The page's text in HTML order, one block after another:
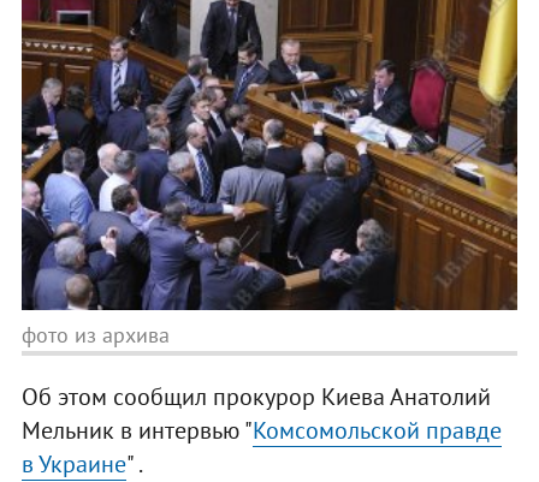
фото из архива
Об этом сообщил прокурор Киева Анатолий
Мельник в интервью "Комсомольской правде
в Украине" .